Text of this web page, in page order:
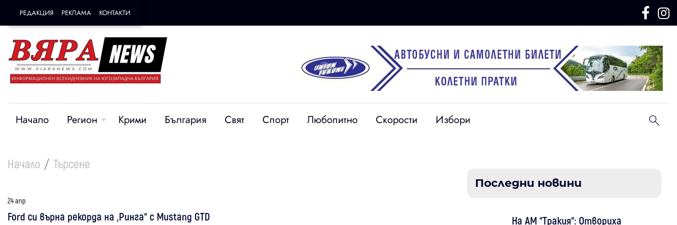
РЕДАКЦИЯ РЕКЛАМА КОНТАКТИ
Начало Регион Крими България Свят Спорт Любопитно Скорости Избори
Начало Търсене
24 апр
Ford си върна рекорда на „Ринга“ с Mustang GTD
Последни новини
На АМ “Тракия“: Отвориха